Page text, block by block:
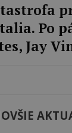
Po
Jay